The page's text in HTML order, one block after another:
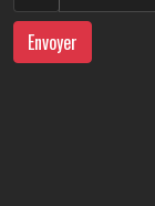
Envoyer